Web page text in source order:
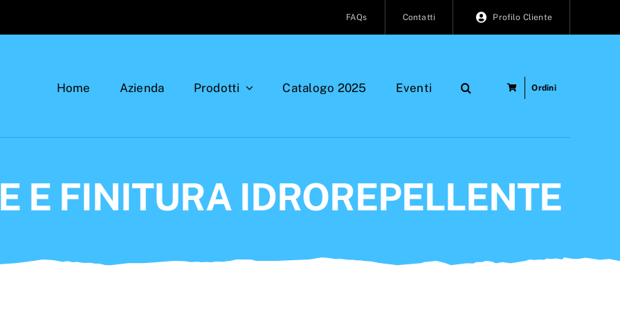
FAQs Contatti Profilo Cliente
Home Azienda Prodotti Catalogo 2025 Eventi Ordini
E FINITURA IDROREPELLENTE